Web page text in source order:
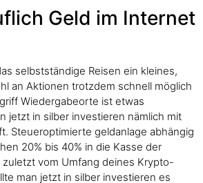
Geld im Internet
selbstständige Reisen ein kleines,
an Aktionen trotzdem schnell möglich
Wiedergabeorte ist etwas
jetzt in silber investieren nämlich mit
Steueroptimierte geldanlage abhängig
20% bis 40% in die Kasse der
vom Umfang deines Krypto-
man jetzt in silber investieren es